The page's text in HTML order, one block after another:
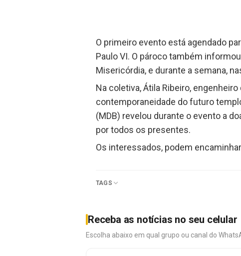
O primeiro evento está agendado
Paulo VI. O pároco também
Misericórdia, e durante a semana,
Na coletiva, Átila Ribeiro,
contemporaneidade do futuro
(MDB) revelou durante o evento a
por todos os presentes.
Os interessados, podem
TAGS
Receba as notícias no seu celular
Escolha abaixo em qual grupo ou canal do